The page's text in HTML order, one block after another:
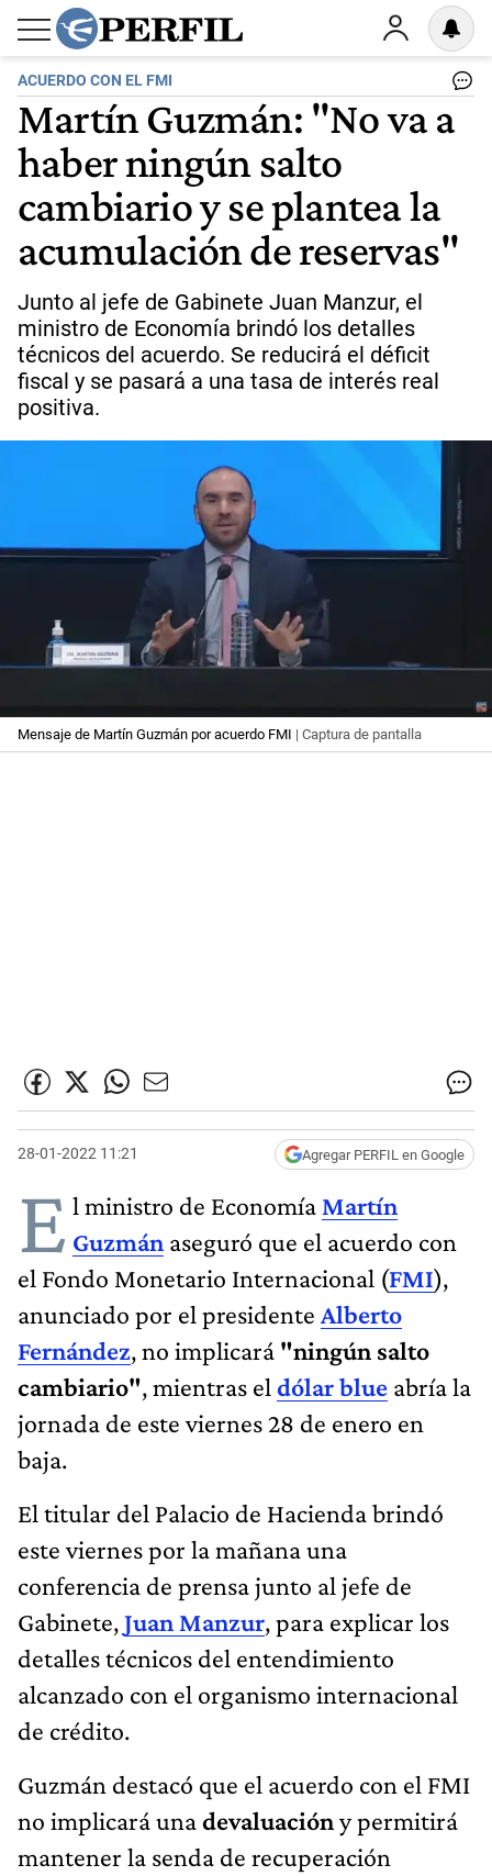
ACUERDO CON EL FMI
Martín Guzmán: "No va a
haber ningún salto
cambiario y se plantea la
acumulación de reservas"
Junto al jefe de Gabinete Juan Manzur, el
ministro de Economía brindó los detalles
técnicos del acuerdo. Se reducirá el déficit
fiscal y se pasará a una tasa de interés real
positiva.
Mensaje de Martín Guzmán por acuerdo FMI | Captura de pantalla
28-01-2022 11:21 Agregar PERFIL en Google
E l ministro de Economía Martín
Guzmán aseguró que el acuerdo con
el Fondo Monetario Internacional (FMI),
anunciado por el presidente Alberto
Fernández, no implicará "ningún salto
cambiario", mientras el dólar blue abría la
jornada de este viernes 28 de enero en
baja.
El titular del Palacio de Hacienda brindó
este viernes por la mañana una
conferencia de prensa junto al jefe de
Gabinete,Juan Manzur, para explicar los
detalles técnicos del entendimiento
alcanzado con el organismo internacional
de crédito.
Guzmán destacó que el acuerdo con el FMI
no implicará unadevaluacióny permitirá
mantener la senda de recuperación